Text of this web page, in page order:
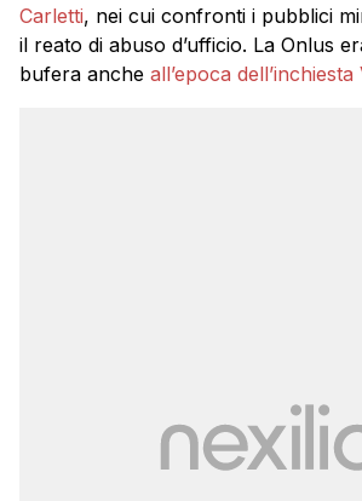
Carletti, nei cui confronti i pubblici
il reato di abuso d’ufficio. La Onlus
bufera anche all’epoca dell’inchiesta